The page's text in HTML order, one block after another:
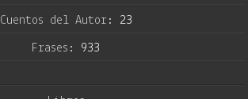
Cuentos del Autor: 23
Frases: 933